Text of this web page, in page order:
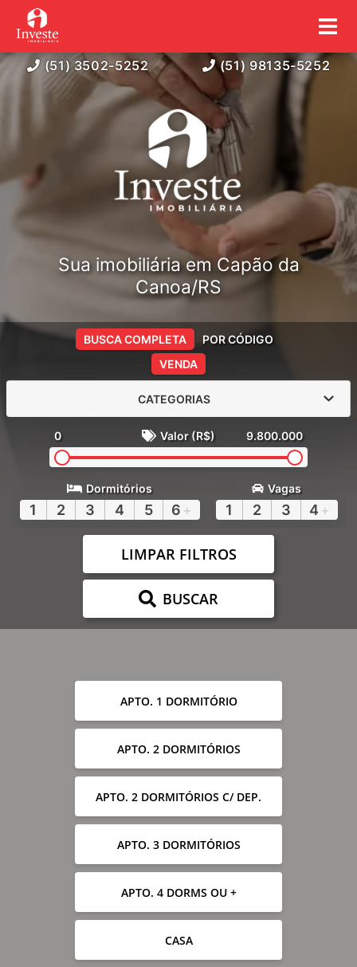
(51) 3502-5252 (51) 98135-5252
Sua imobiliária em Capão da
Canoa/RS
VENDA
BUSCA COMPLETA POR CÓDIGO
CATEGORIAS
0 Valor (R$) 9.800.000
Dormitórios
1 2 3 4 5 6 +
Vagas
1 2 3 4 +
LIMPAR FILTROS
BUSCAR
APTO. 1 DORMITÓRIO
APTO. 2 DORMITÓRIOS
APTO. 2 DORMITÓRIOS C/ DEP.
APTO. 3 DORMITÓRIOS
APTO. 4 DORMS OU +
CASA